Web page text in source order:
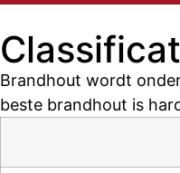
Brandhout wordt
beste brandhout is